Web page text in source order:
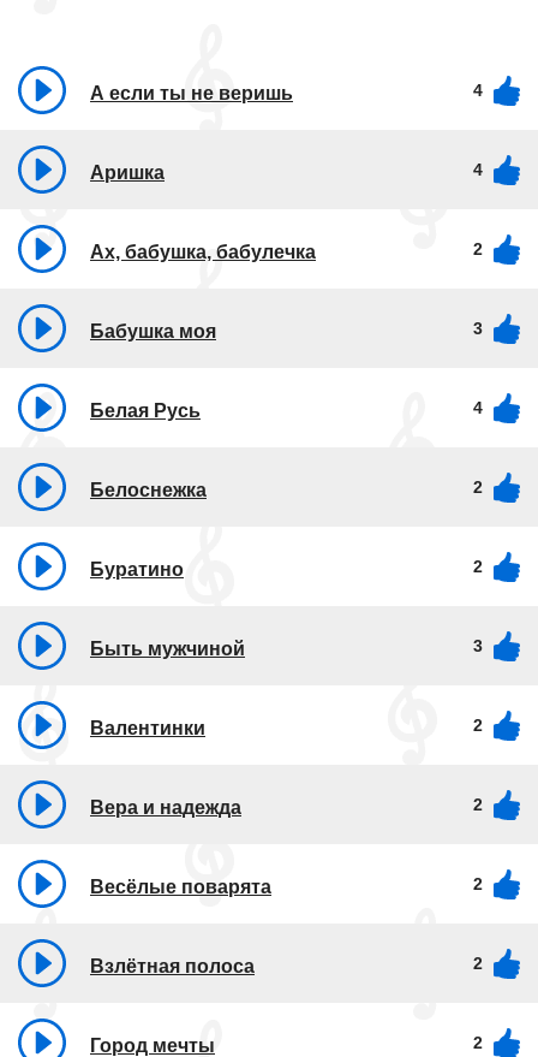
А если ты не веришь 4
Аришка 4
Ах, бабушка, бабулечка 2
Бабушка моя 3
Белая Русь 4
Белоснежка 2
Буратино 2
Быть мужчиной 3
Валентинки 2
Вера и надежда 2
Весёлые поварята 2
Взлётная полоса 2
Город мечты 2